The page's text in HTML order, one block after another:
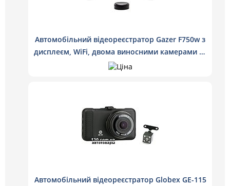
Автомобільний відеореєстратор Gazer F750w з
дисплеєм, WiFi, двома виносними камерами та
функцією WDR
Автомобільний відеореєстратор Globex GE-115